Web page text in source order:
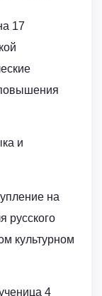
17
и
на
русского
культурном
4